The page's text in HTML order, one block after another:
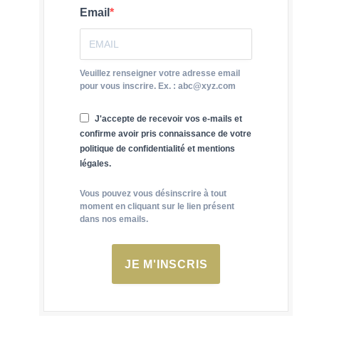
Email
Veuillez renseigner votre adresse email
pour vous inscrire. Ex. : abc@xyz.com
J'accepte de recevoir vos e-mails et
confirme avoir pris connaissance de votre
politique de confidentialité et mentions
légales.
Vous pouvez vous désinscrire à tout
moment en cliquant sur le lien présent
dans nos emails.
JE M'INSCRIS